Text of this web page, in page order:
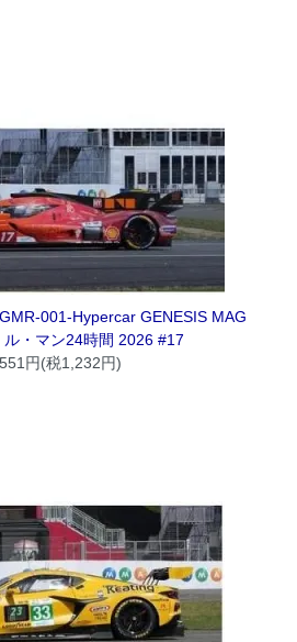
001-Hypercar GENESIS MAG
ル・マン24時間 2026 #17
円(税1,232円)